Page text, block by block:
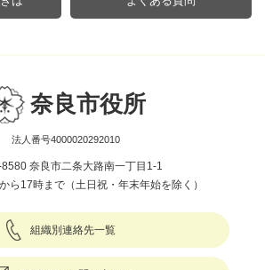
奈良市役所
法人番号4000020292010
奈良市二条大路南一丁目1-1
ら17時まで（土日祝・年末年始を除く）
組織別連絡先一覧